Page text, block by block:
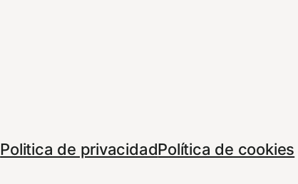
Politica de privacidadPolítica de cookies